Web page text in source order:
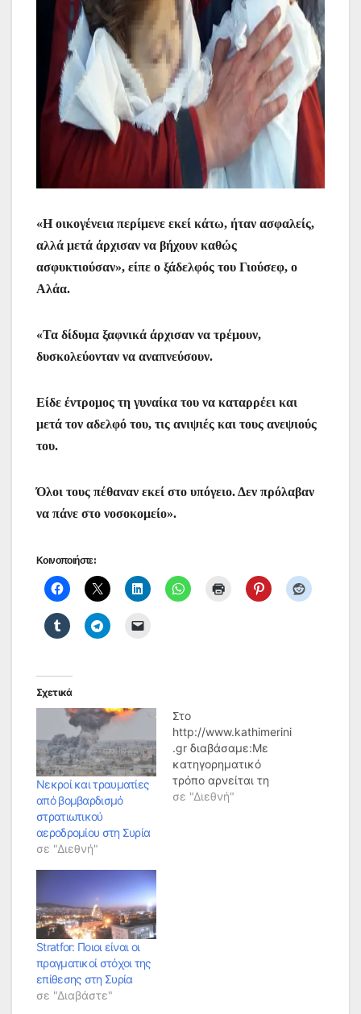
«Η οικογένεια περίμενε εκεί κάτω, ήταν ασφαλείς,
αλλά μετά άρχισαν να βήχουν καθώς
ασφυκτιούσαν», είπε ο ξάδελφός του Γιούσεφ, ο
Αλάα.
«Τα δίδυμα ξαφνικά άρχισαν να τρέμουν,
δυσκολεύονταν να αναπνεύσουν.
Είδε έντρομος τη γυναίκα του να καταρρέει και
μετά τον αδελφό του, τις ανιψιές και τους ανεψιούς
του.
Όλοι τους πέθαναν εκεί στο υπόγειο. Δεν πρόλαβαν
να πάνε στο νοσοκομείο».
Κοινοποιήστε:
Σχετικά
Νεκροί και τραυματίες
από βομβαρδισμό
στρατιωτικού
αεροδρομίου στη Συρία
σε "Διεθνή"
Στο
http://www.kathimerini
.gr διαβάσαμε:Με
κατηγορηματικό
τρόπο αρνείται τη
χρήση χημικών όπλων
σε "Διεθνή"
Stratfor: Ποιοι είναι οι
πραγματικοί στόχοι της
επίθεσης στη Συρία
σε "Διαβάστε"